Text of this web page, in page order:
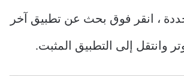
، انقر فوق بحث عن تطبيق آخر
وانتقل إلى التطبيق المثبت.